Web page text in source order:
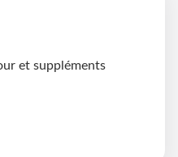
et suppléments